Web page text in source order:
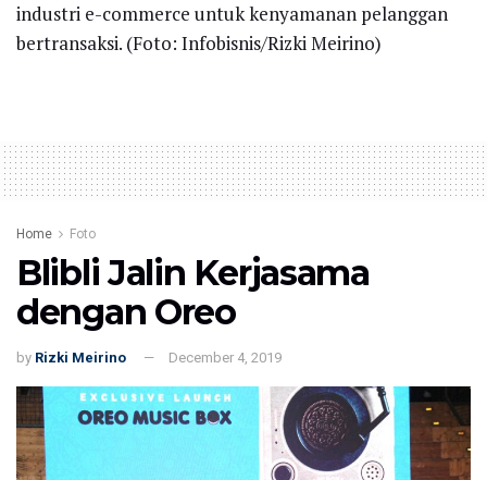
industri e-commerce untuk kenyamanan pelanggan
bertransaksi. (Foto: Infobisnis/Rizki Meirino)
Home Foto
Blibli Jalin Kerjasama
dengan Oreo
by Rizki Meirino December 4, 2019